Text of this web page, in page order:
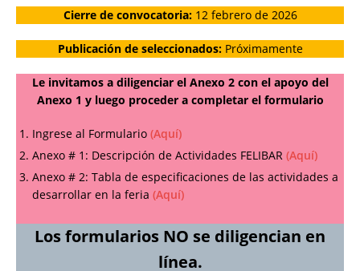
Cierre de convocatoria:12 febrero de 2026
Publicación de seleccionados:Próximamente
Le invitamos a diligenciar el Anexo 2 con el apoyo del
Anexo 1 y luego proceder a completar el formulario
Ingrese al Formulario (Aquí)
Anexo # 1: Descripción de Actividades FELIBAR (Aquí)
Anexo # 2: Tabla de especificaciones de las actividades a
desarrollar en la feria (Aquí)
Los formularios NO se diligencian en
línea.